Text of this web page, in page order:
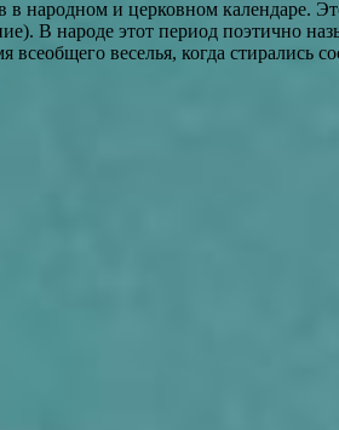
народном и церковном календаре.
В народе этот период поэтично
веселья, когда стирались